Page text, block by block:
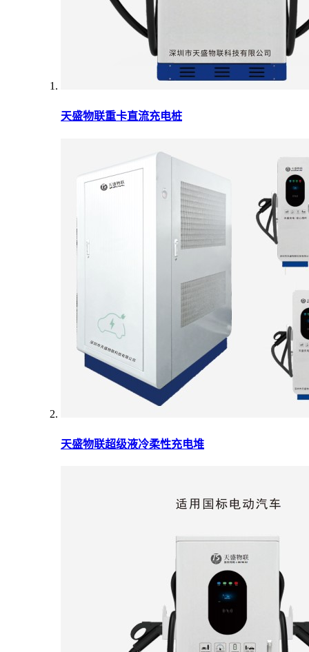
天盛物联重卡直流充电桩
天盛物联超级液冷柔性充电堆